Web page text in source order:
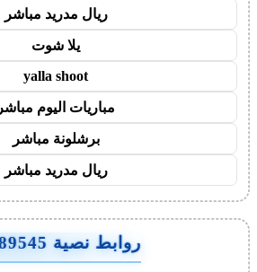
ريال مدريد مباشر
يلا شوت
yalla shoot
مباريات اليوم مباشر
برشلونة مباشر
ريال مدريد مباشر
روابط نصية AA89545